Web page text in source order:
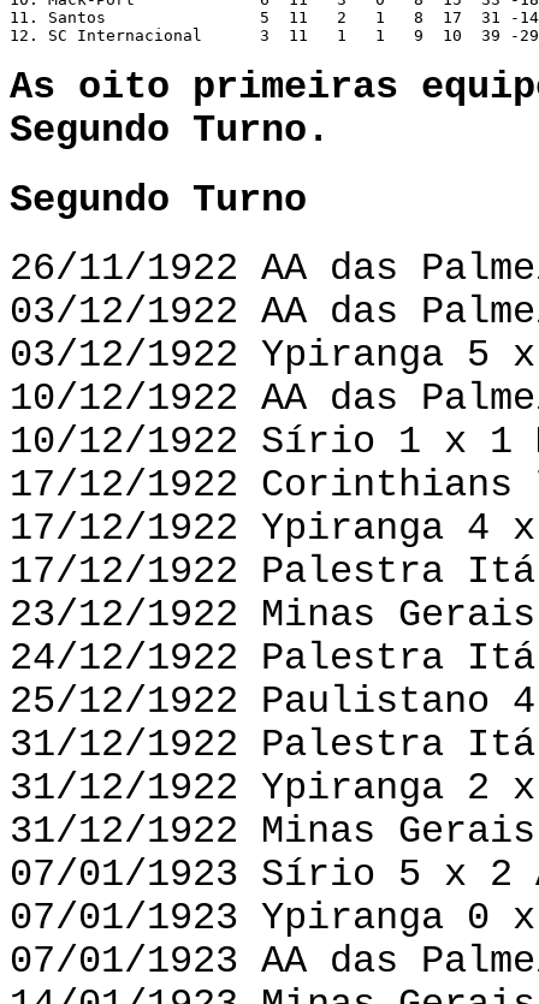
11. Santos                5  11   2   1   8  17  31 -14
12. SC Internacional      3  11   1   1   9  10  39 -
As oito primeiras
Segundo Turno.
Segundo Turno
26/11/1922 AA das
03/12/1922 AA das
03/12/1922 Ypiranga 5
10/12/1922 AA das
10/12/1922 Sírio 1 x 1
17/12/1922 Corinthians
17/12/1922 Ypiranga 4
17/12/1922 Palestra
23/12/1922 Minas
24/12/1922 Palestra
25/12/1922 Paulistano
31/12/1922 Palestra
31/12/1922 Ypiranga 2
31/12/1922 Minas
07/01/1923 Sírio 5 x 2
07/01/1923 Ypiranga 0
07/01/1923 AA das